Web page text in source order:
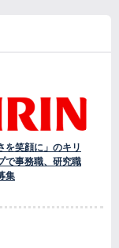
を笑顔に」のキリ
で事務職、研究職
集